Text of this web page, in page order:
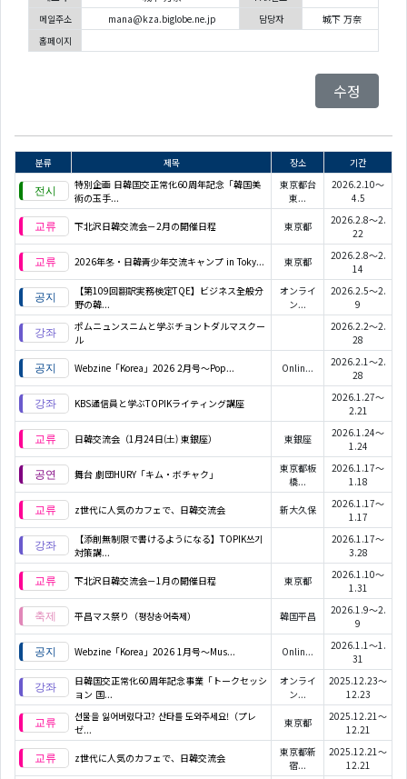
메일주소
mana@kza.biglobe.ne.jp 담당자
城下 万奈
홈페이지
수정
분류 제목 장소
기간
特別企画 日韓国交正常化60周年記念「韓国美
術の玉手...
東京都台
東...
2026.2.10～
4.5
下北沢日韓交流会－2月の開催日程 東京都
2026.2.8～2.
22
2026年冬・日韓青少年交流キャンプ in Toky... 東京都
2026.2.8～2.
14
【第109回翻訳実務検定TQE】ビジネス全般分
野の韓...
オンライ
ン...
2026.2.5～2.
9
ポムニュンスニムと学ぶチョントダルマスクー
ル
2026.2.2～2.
28
Webzine「Korea」2026 2月号～Pop... Onlin...
2026.2.1～2.
28
KBS通信員と学ぶTOPIKライティング講座
2026.1.27～
2.21
日韓交流会（1月24日(土) 東銀座） 東銀座
2026.1.24～
1.24
舞台 劇団HURY「キム・ボチャク」
東京都板
橋...
2026.1.17～
1.18
z世代に人気のカフェで、日韓交流会 新大久保
2026.1.17～
1.17
【添削無制限で書けるようになる】TOPIK쓰기
対策講...
2026.1.17～
3.28
下北沢日韓交流会－1月の開催日程 東京都
2026.1.10～
1.31
平昌マス祭り（평창송어축제） 韓国平昌
2026.1.9～2.
9
Webzine「Korea」2026 1月号～Mus... Onlin...
2026.1.1～1.
31
日韓国交正常化60周年記念事業「トークセッシ
ョン 国...
オンライ
ン...
2025.12.23～
12.23
선물을 잃어버렸다고? 산타를 도와주세요!（プレ
ゼ...
東京都
2025.12.21～
12.21
z世代に人気のカフェで、日韓交流会
東京都新
宿...
2025.12.21～
12.21